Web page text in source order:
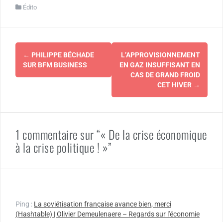
Édito
Navigation
d'article
← PHILIPPE BÉCHADE
SUR BFM BUSINESS
L’APPROVISIONNEMENT
EN GAZ INSUFFISANT EN
CAS DE GRAND FROID
CET HIVER →
1 commentaire sur “« De la crise économique
à la crise politique ! »”
Ping : La soviétisation française avance bien, merci
(Hashtable) | Olivier Demeulenaere – Regards sur l'économie